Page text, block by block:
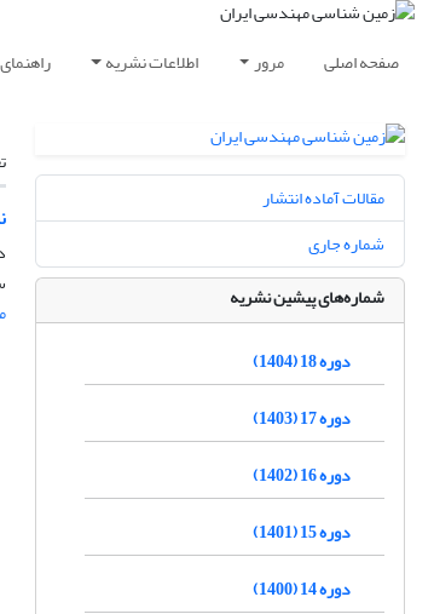
صفحه اصلی مرور اطلاعات نشریه
مقالات آماده انتشار
شماره جاری
شماره‌های پیشین نشریه
دوره 18 (1404)
دوره 17 (1403)
دوره 16 (1402)
دوره 15 (1401)
دوره 14 (1400)